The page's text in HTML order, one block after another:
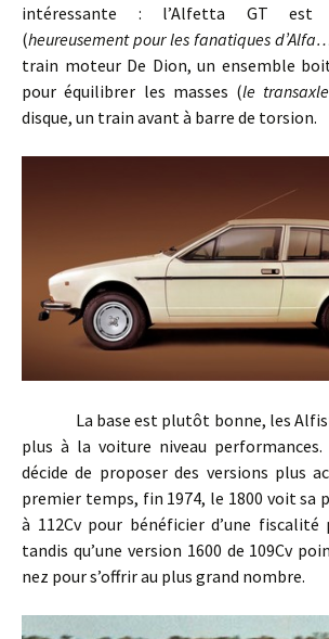
intéressante : l’Alfetta GT est
(heureusement pour les fanatiques
train moteur De Dion, un ensemble
pour équilibrer les masses (le transaxle
disque, un train avant à barre de torsion.
La base est plutôt bonne, les
plus à la voiture niveau performances.
décide de proposer des versions plus
premier temps, fin 1974, le 1800 voit sa
à 112Cv pour bénéficier d’une fiscalité
tandis qu’une version 1600 de 109Cv
nez pour s’offrir au plus grand nombre.